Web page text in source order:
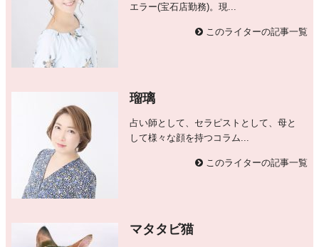
エラー(宝石店勤務)。現...
このライターの記事一覧
瑠璃
占い師として、セラピストとして、母と
して様々な顔を持つコラム...
このライターの記事一覧
マタタビ猫